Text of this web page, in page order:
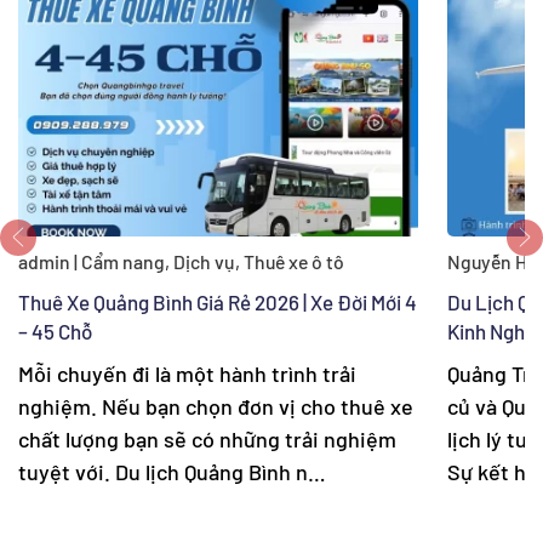
admin | Cẩm nang, Dịch vụ, Thuê xe ô tô
Thuê Xe Quảng Bình Giá Rẻ 2026 | Xe Đời Mới 4
– 45 Chỗ
Mỗi chuyến đi là một hành trình trải
nghiệm. Nếu bạn chọn đơn vị cho thuê xe
chất lượng bạn sẽ có những trải nghiệm
tuyệt với. Du lịch Quảng Bình n…
Nguyễn
Du Lịch
Kinh
Quảng
củ và
lịch lý
Sự kết